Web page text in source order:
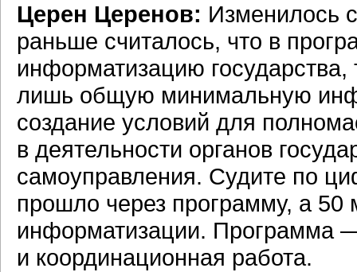
Церен Церенов: Изменилось
раньше считалось, что в
информатизацию
лишь общую минимальную
создание условий для
в деятельности органов
самоуправления. Судите по
прошло через программу, а
информатизации. Программа
и координационная работа.